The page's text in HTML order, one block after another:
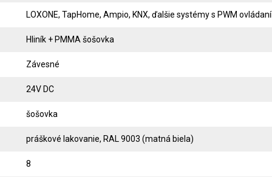
LOXONE, TapHome, Ampio, KNX, ďalšie systémy s PWM
Hliník + PMMA šošovka
Závesné
24V DC
šošovka
práškové lakovanie, RAL 9003 (matná biela)
8